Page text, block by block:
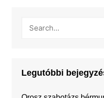
Legutóbbi